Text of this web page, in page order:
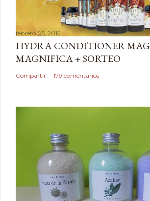
a
r
u
n
c
o
febrero 05, 2015
HYDRA CONDITIONER MAG
MAGNIFICA + SORTEO
Compartir 179 comentarios